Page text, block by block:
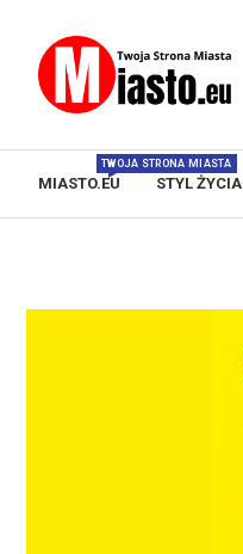
MIASTO.EU
TWOJA STRONA MIASTA
STYL ŻYCIA